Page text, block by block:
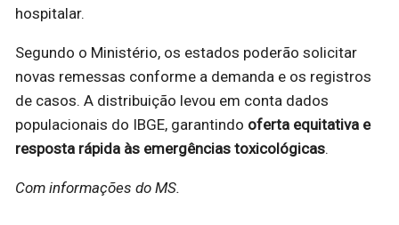
hospitalar.
Segundo o Ministério, os estados poderão solicitar
novas remessas conforme a demanda e os registros
de casos. A distribuição levou em conta dados
populacionais do IBGE, garantindo oferta equitativa e
resposta rápida às emergências toxicológicas.
Com informações do MS.